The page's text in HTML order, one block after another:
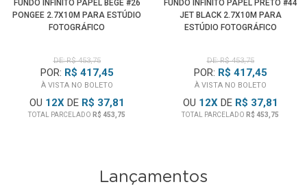
FUNDO INFINITO PAPEL BEGE #26
PONGEE 2.7X10M PARA ESTÚDIO
FOTOGRÁFICO
DE: R$ 453,75
POR: R$ 417,45
À VISTA NO BOLETO
OU 12XDE R$ 37,81
TOTAL PARCELADO R$ 453,75
FUNDO INFINITO PAPEL PRETO #44
JET BLACK 2.7X10M PARA
ESTÚDIO FOTOGRÁFICO
DE: R$ 453,75
POR: R$ 417,45
À VISTA NO BOLETO
OU 12XDE R$ 37,81
TOTAL PARCELADO R$ 453,75
Lançamentos